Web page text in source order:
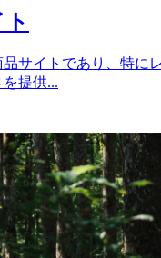
サイトであり、特に
を提供...